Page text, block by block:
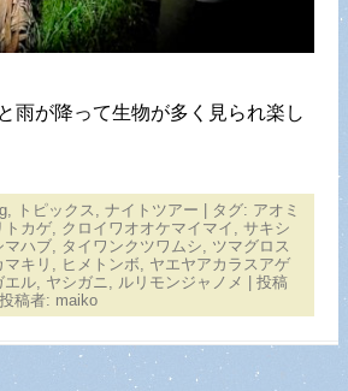
雨が降って生物が多く見られ楽し
, トピックス , ナイトツアー | タグ: アオミ
トカゲ, クロイワオオケマイマイ , サキシ
マハブ, タイワンクツワムシ, ツマグロス
キリ , ヒメトンボ, ヤエヤアカラスアゲ
エル, ヤシガニ, ルリモンジャノメ
| 投稿
投稿者: maiko